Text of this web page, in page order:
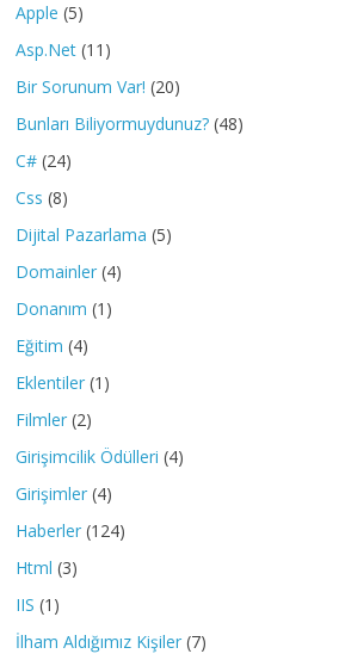
Apple (5)
Asp.Net (11)
Bir Sorunum Var! (20)
Bunları Biliyormuydunuz? (48)
C# (24)
Css (8)
Dijital Pazarlama (5)
Domainler (4)
Donanım (1)
Eğitim (4)
Eklentiler (1)
Filmler (2)
Girişimcilik Ödülleri (4)
Girişimler (4)
Haberler (124)
Html (3)
IIS (1)
İlham Aldığımız Kişiler (7)